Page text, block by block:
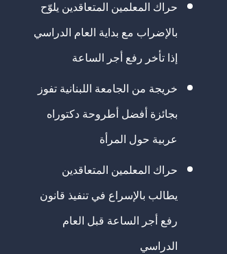
حراك المعلمين المتعاقدين يلوّح
بالإضراب مع بداية العام الدراسي
إذا تأخر رفع أجر الساعة
خريجة من الجامعة اللبنانية تفوز
بجائزة أفضل أطروحة دكتوراه
عربية حول المرأة
حراك المعلمين المتعاقدين
يطالب بالإسراع في تنفيذ قانون
رفع أجر الساعة قبل العام
الدراسي